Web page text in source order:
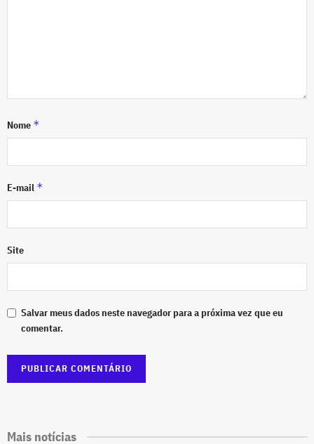
Nome *
E-mail *
Site
Salvar meus dados neste navegador para a próxima vez que eu
comentar.
Mais notícias